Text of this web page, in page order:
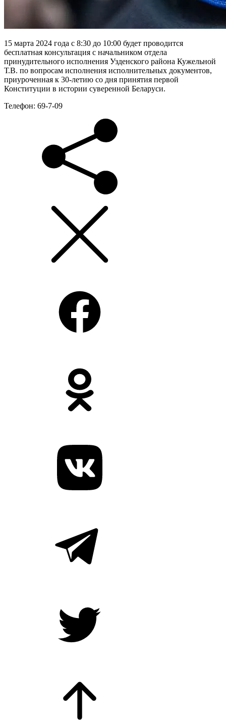
15 марта 2024 года с 8:30 до 10:00 будет проводится
бесплатная консультация с начальником отдела
принудительного исполнения Узденского района Кужельной
Т.В. по вопросам исполнения исполнительных документов,
приуроченная к 30-летию со дня принятия первой
Конституции в истории суверенной Беларуси.
Телефон: 69-7-09